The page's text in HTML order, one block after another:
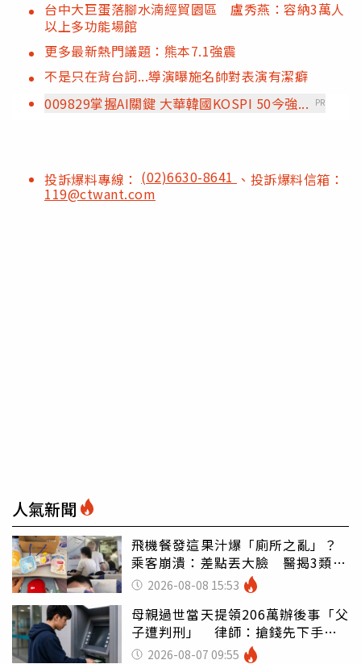
台中大巨蛋落腳水湳經貿園區 盧秀燕：容納3萬人
以上多功能場館
更多最新熱門議題：熊本7.1強震
不是只在背台詞...導演曝施名帥對表演有潔癖
009829掌握AI關鍵 大華韓國KOSPI 50今強...
PR
投訴爆料專線： (02)6630-8641 、投訴爆料信箱：
119@ctwant.com
人氣新聞
飛機餐發這果汁爆「廁所之亂」？
乘客崩潰：差點丟大臉 醫揭3類人
別亂喝
2026-08-08 15:53
母親過世當天提領206萬辦後事「父
子遭判刑」 律師：搶錢先下手是
罪 2026-08-07 09:55